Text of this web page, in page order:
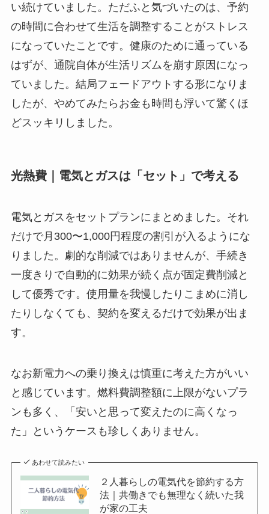
い続けていました。ただふと気づいたのは、予約
の時間に合わせて生活を調整することがストレス
になっていたことです。健康のために通っている
はずが、通院自体が生活リズムを崩す原因になっ
ていました。結局フェードアウトする形になりま
したが、やめてみたらお金も時間も浮いて驚くほ
どスッキリしました。
光熱費｜電気とガスは「セット」で考える
電気とガスをセットプランにまとめました。それ
だけで月300〜1,000円程度の割引が入るようにな
りました。劇的な削減ではありませんが、手続き
一度きりで自動的に効果が続く点が固定費削減と
して優秀です。使用量を我慢したりこまめに消し
たりしなくても、契約を変えるだけで効果が出ま
す。
なお新電力への乗り換えは慎重に考えた方がいい
と感じています。燃料費調整額に上限がないプラ
ンも多く、「安いと思って変えたのに高くなっ
た」というケースも珍しくありません。
あわせて読みたい
２人暮らしの電気代を節約する方
法｜共働きでも無理なく続いた我
が家の工夫